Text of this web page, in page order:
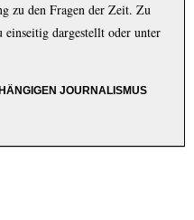
zu den Fragen der Zeit. Zu
dargestellt oder unter
JOURNALISMUS